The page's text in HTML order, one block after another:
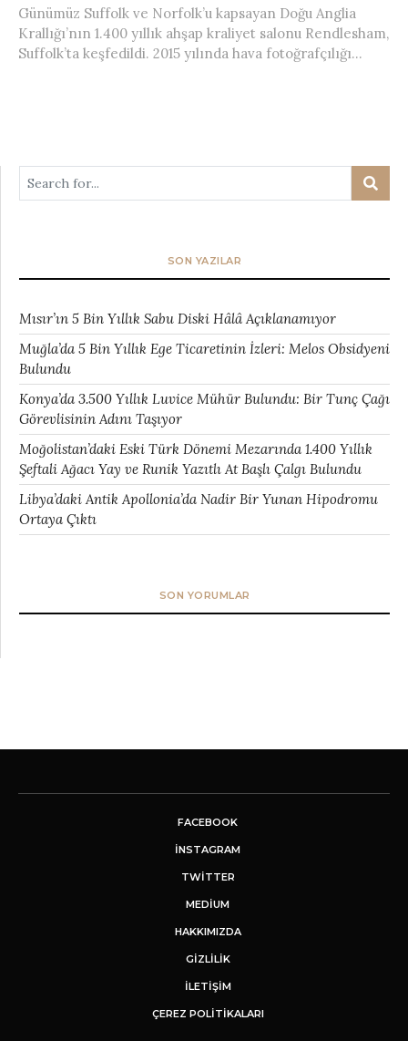
Günümüz Suffolk ve Norfolk’u kapsayan Doğu Anglia
Krallığı’nın 1.400 yıllık ahşap kraliyet salonu Rendlesham,
Suffolk’ta keşfedildi. 2015 yılında hava fotoğrafçılığı...
SON YAZILAR
Mısır’ın 5 Bin Yıllık Sabu Diski Hâlâ Açıklanamıyor
Muğla’da 5 Bin Yıllık Ege Ticaretinin İzleri: Melos Obsidyeni
Bulundu
Konya’da 3.500 Yıllık Luvice Mühür Bulundu: Bir Tunç Çağı
Görevlisinin Adını Taşıyor
Moğolistan’daki Eski Türk Dönemi Mezarında 1.400 Yıllık
Şeftali Ağacı Yay ve Runik Yazıtlı At Başlı Çalgı Bulundu
Libya’daki Antik Apollonia’da Nadir Bir Yunan Hipodromu
Ortaya Çıktı
SON YORUMLAR
FACEBOOK
INSTAGRAM
TWITTER
MEDIUM
HAKKIMIZDA
GİZLİLİK
İLETIŞIM
ÇEREZ POLITIKALARI